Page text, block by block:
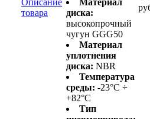
товара
диска:
высокопрочный
чугун GGG50
Материал
уплотнения
диска: NBR
Температура
среды: -23°C ÷
+82°C
Тип